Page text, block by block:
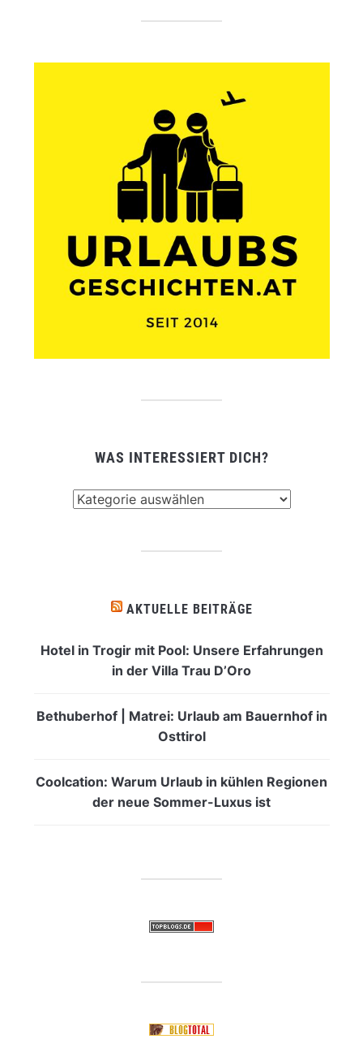
WAS INTERESSIERT DICH?
AKTUELLE BEITRÄGE
Hotel in Trogir mit Pool: Unsere Erfahrungen
in der Villa Trau D’Oro
Bethuberhof | Matrei: Urlaub am Bauernhof in
Osttirol
Coolcation: Warum Urlaub in kühlen Regionen
der neue Sommer-Luxus ist